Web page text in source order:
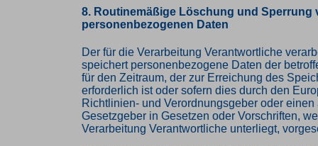
8. Routinemäßige Löschung und Sperrung
personenbezogenen Daten
Der für die Verarbeitung Verantwortliche
speichert personenbezogene Daten der
für den Zeitraum, der zur Erreichung des
erforderlich ist oder sofern dies durch den
Richtlinien- und Verordnungsgeber oder einen
Gesetzgeber in Gesetzen oder Vorschriften,
Verarbeitung Verantwortliche unterliegt,